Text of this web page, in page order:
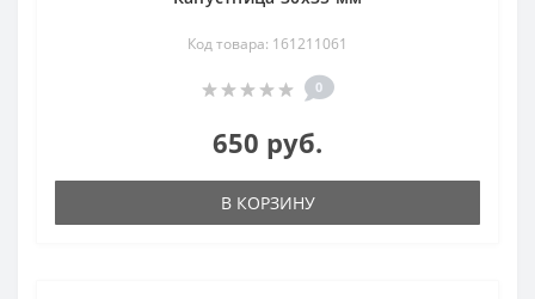
Код товара: 161211061
0
650 руб.
В КОРЗИНУ